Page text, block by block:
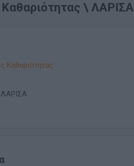
\ ΛΑΡΙΣΑ
Καθαριότητας